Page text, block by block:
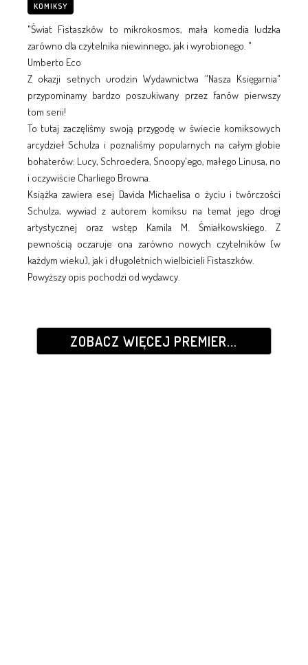
KOMIKSY
"Świat Fistaszków to mikrokosmos, mała komedia ludzka
zarówno dla czytelnika niewinnego, jak i wyrobionego. "
Umberto Eco
Z okazji setnych urodzin Wydawnictwa "Nasza Księgarnia"
przypominamy bardzo poszukiwany przez fanów pierwszy
tom serii!
To tutaj zaczęliśmy swoją przygodę w świecie komiksowych
arcydzieł Schulza i poznaliśmy popularnych na całym globie
bohaterów: Lucy, Schroedera, Snoopy'ego, małego Linusa, no
i oczywiście Charliego Browna.
Książka zawiera esej Davida Michaelisa o życiu i twórczości
Schulza, wywiad z autorem komiksu na temat jego drogi
artystycznej oraz wstęp Kamila M. Śmiał­kowskiego. Z
pewnością oczaruje ona zarówno nowych czytelników (w
każdym wie­ku), jak i długoletnich wielbicieli Fistaszków.
Powyższy opis pochodzi od wydawcy.
ZOBACZ WIĘCEJ PREMIER...